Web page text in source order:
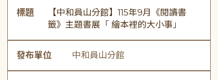
標題
【中和員山分館】115年9月《閱讀書
籤》主題書展「 繪本裡的大小事」
發布單位 中和員山分館